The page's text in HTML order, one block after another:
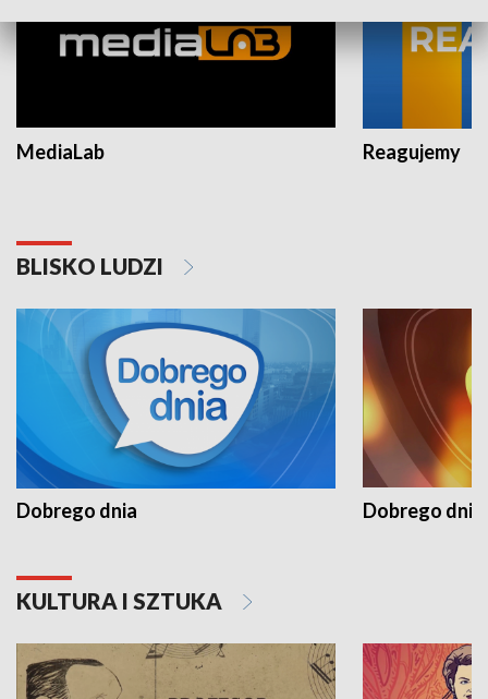
MediaLab Reagujemy
BLISKO LUDZI
Dobrego dnia Dobrego dnia
KULTURA I SZTUKA